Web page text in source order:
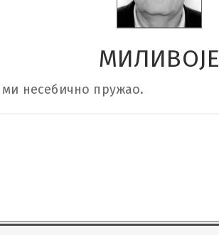
МИЛИВОЈЕ
ми несебично пружао.